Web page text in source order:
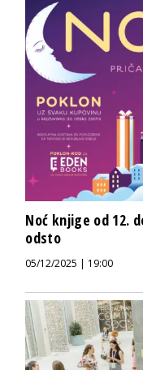
Noć knjige od 12.
odsto
05/12/2025 | 19:00